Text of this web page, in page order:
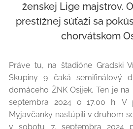
ženskej Lige majstrov.
prestížnej súťaži sa
chorvátskom
Práve tu, na štadióne
Skupiny 9 čaká semifinálový
domáceho ŽNK Osijek. Ten je
septembra 2024 o 17.00 h. V
Myjavčanky nastúpili v druhom
v sobotu 7. septembra 2024